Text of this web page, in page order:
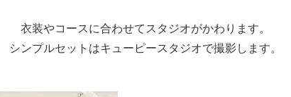
衣装やコースに合わせてスタジオがかわります。
シンプルセットはキューピースタジオで撮影します。